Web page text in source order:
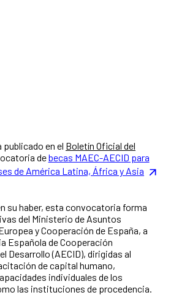
publicado en el Boletín Oficial del
debecas MAEC-AECID para
de América Latina, África y Asia
su haber, esta convocatoria forma
del Ministerio de Asuntos
y Cooperación de España, a
Española de Cooperación
Desarrollo (AECID), dirigidas al
de capital humano,
individuales de los
las instituciones de procedencia.